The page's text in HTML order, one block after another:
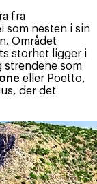
fra
som nesten i sin
Området
storhet ligger i
strendene som
eller Poetto,
der det